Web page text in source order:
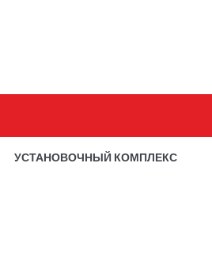
УСТАНОВОЧНЫЙ КОМПЛЕКС